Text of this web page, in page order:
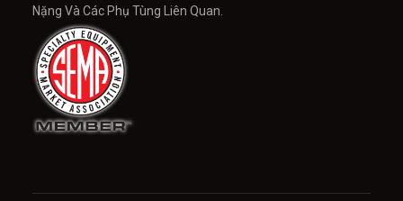
Nặng Và Các Phụ Tùng Liên Quan.